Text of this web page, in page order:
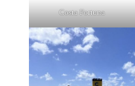
Costa Fortuna